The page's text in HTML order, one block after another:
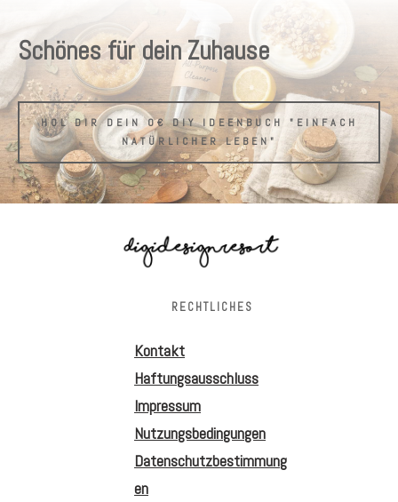
Schönes für dein Zuhause
HOL DIR DEIN 0€ DIY IDEENBUCH "EINFACH
NATÜRLICHER LEBEN"
RECHTLICHES
Kontakt
Haftungsausschluss
Impressum
Nutzungsbedingungen
Datenschutzbestimmung
en